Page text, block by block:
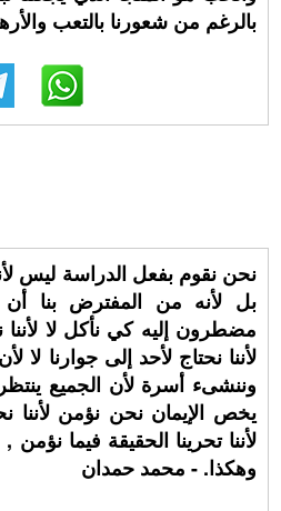
بالرغم من شعورنا بالتعب
نحن نقوم بفعل الدراسة ليس
بل لأنه من المفترض بنا
مضطرون إليه كي نأكل لا
لأننا نحتاج لأحد إلى جوارنا لا
وننشىء أسرة لأن الجميع
يخص الإيمان نحن نؤمن لأننا
لأننا تحرينا الحقيقة فيما
وهكذا. - محمد حمدان